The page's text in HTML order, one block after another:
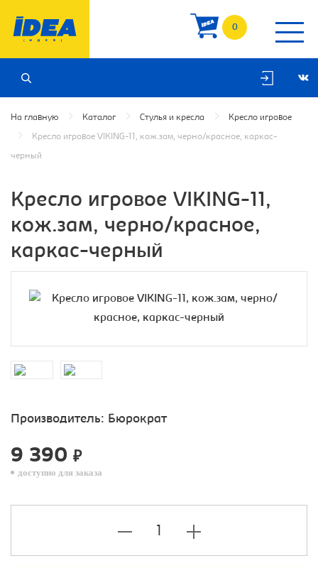
0
На главную Каталог Стулья и кресла Кресло игровое
Кресло игровое VIKING-11, кож.зам, черно/красное, каркас-
черный
Кресло игровое VIKING-11,
кож.зам, черно/красное,
каркас-черный
Производитель: Бюрократ
9 390 ₽
доступно для заказа